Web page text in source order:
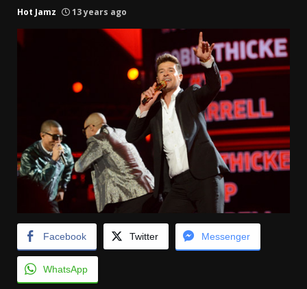
Hot Jamz 13 years ago
Facebook Twitter Messenger
WhatsApp